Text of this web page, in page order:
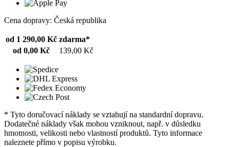
Cena dopravy: Česká republika
od 1 290,00 Kč zdarma*
od 0,00 Kč
139,00 Kč
* Tyto doručovací náklady se vztahují na standardní dopravu.
Dodatečné náklady však mohou vzniknout, např. v důsledku
hmotnosti, velikosti nebo vlastností produktů. Tyto informace
naleznete přímo v popisu výrobku.